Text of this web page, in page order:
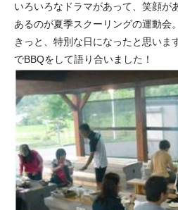
いろいろなドラマがあって、笑顔が
あるのが夏季スクーリングの運動会。
きっと、特別な日になったと思いま
でBBQをして語り合いました！